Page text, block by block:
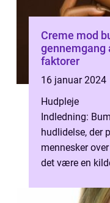
Creme mod
gennemgang
faktorer
16 januar 2024
Hudpleje
Indledning:
hudlidelse, der
mennesker
det være en